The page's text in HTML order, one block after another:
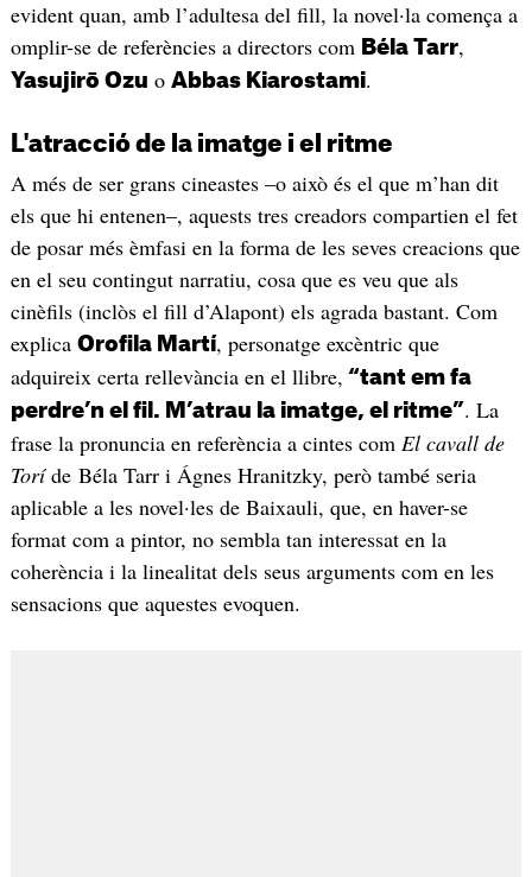
evident quan, amb l’adultesa del fill, la novel·la comença a
omplir-se de referències a directors com Béla Tarr,
Yasujirō Ozu o Abbas Kiarostami.
L'atracció de la imatge i el ritme
A més de ser grans cineastes –o això és el que m’han dit
els que hi entenen–, aquests tres creadors compartien el fet
de posar més èmfasi en la forma de les seves creacions que
en el seu contingut narratiu, cosa que es veu que als
cinèfils (inclòs el fill d’Alapont) els agrada bastant. Com
explica Orofila Martí, personatge excèntric que
adquireix certa rellevància en el llibre, “tant em fa
perdre’n el fil. M’atrau la imatge, el ritme”. La
frase la pronuncia en referència a cintes com El cavall de
Toríde Béla Tarr i Ágnes Hranitzky, però també seria
aplicable a les novel·les de Baixauli, que, en haver-se
format com a pintor, no sembla tan interessat en la
coherència i la linealitat dels seus arguments com en les
sensacions que aquestes evoquen.